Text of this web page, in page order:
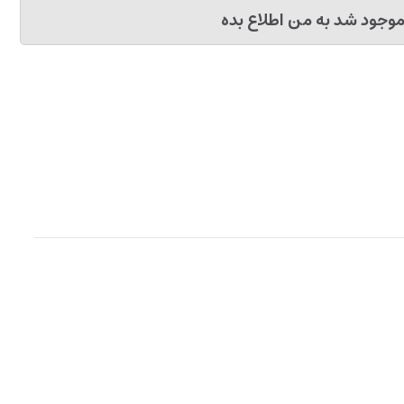
موجود شد به من اطلاع بده